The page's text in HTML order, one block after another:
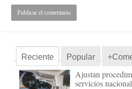
Reciente Popular
Ajustan
servicios